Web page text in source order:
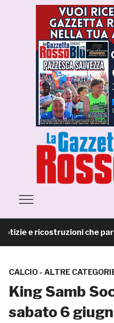
e ricostruzioni che
CALCIO - ALTRE
King Samb
sabato 6